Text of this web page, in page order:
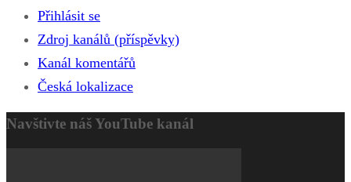
Přihlásit se
Zdroj kanálů (příspěvky)
Kanál komentářů
Česká lokalizace
Navštivte náš YouTube kanál